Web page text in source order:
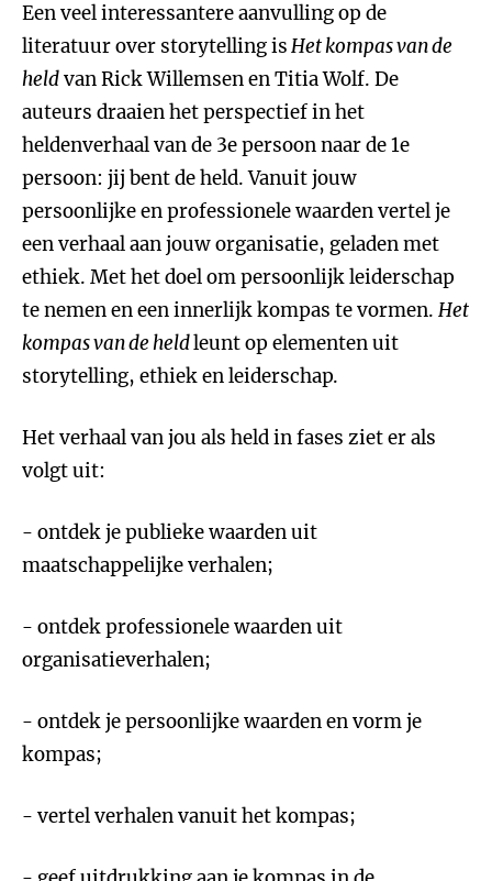
Een veel interessantere aanvulling op de
literatuur over storytelling isHet kompas van de
heldvan Rick Willemsen en Titia Wolf. De
auteurs draaien het perspectief in het
heldenverhaal van de 3e persoon naar de 1e
persoon: jij bent de held. Vanuit jouw
persoonlijke en professionele waarden vertel je
een verhaal aan jouw organisatie, geladen met
ethiek. Met het doel om persoonlijk leiderschap
te nemen en een innerlijk kompas te vormen. Het
kompas van de heldleunt op elementen uit
storytelling, ethiek en leiderschap.
Het verhaal van jou als held in fases ziet er als
volgt uit:
- ontdek je publieke waarden uit
maatschappelijke verhalen;
- ontdek professionele waarden uit
organisatieverhalen;
- ontdek je persoonlijke waarden en vorm je
kompas;
- vertel verhalen vanuit het kompas;